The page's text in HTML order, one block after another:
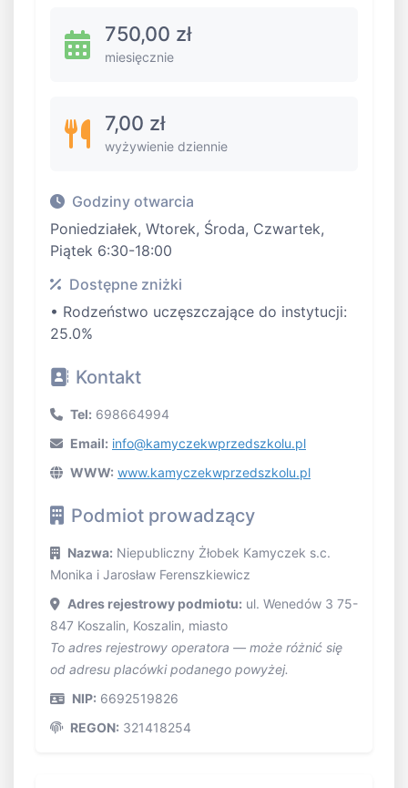
750,00 zł
miesięcznie
7,00 zł
wyżywienie dziennie
Godziny otwarcia
Poniedziałek, Wtorek, Środa, Czwartek,
Piątek 6:30-18:00
Dostępne zniżki
• Rodzeństwo uczęszczające do instytucji:
25.0%
Kontakt
Tel: 698664994
Email: info@kamyczekwprzedszkolu.pl
WWW: www.kamyczekwprzedszkolu.pl
Podmiot prowadzący
Nazwa: Niepubliczny Żłobek Kamyczek s.c.
Monika i Jarosław Ferenszkiewicz
Adres rejestrowy podmiotu: ul. Wenedów 3 75-
847 Koszalin, Koszalin, miasto
To adres rejestrowy operatora — może różnić się
od adresu placówki podanego powyżej.
NIP: 6692519826
REGON: 321418254